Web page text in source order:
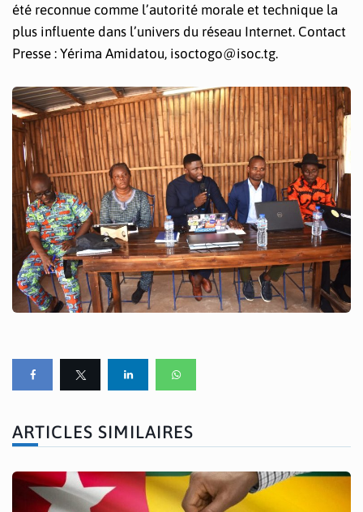
été reconnue comme l’autorité morale et technique la
plus influente dans l’univers du réseau Internet. Contact
Presse : Yérima Amidatou, isoctogo@isoc.tg.
ARTICLES SIMILAIRES